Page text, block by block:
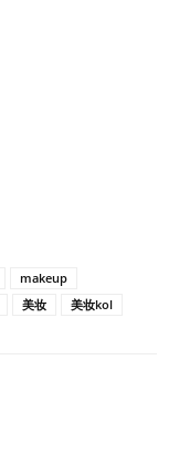
makeup
美妆 美妆kol